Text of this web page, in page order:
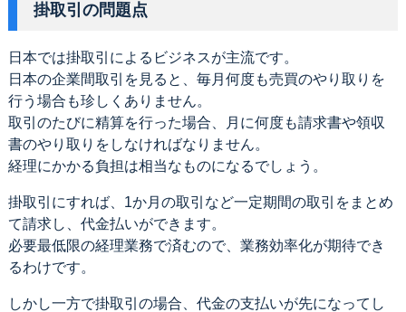
掛取引の問題点
日本では掛取引によるビジネスが主流です。
日本の企業間取引を見ると、毎月何度も売買のやり取りを
行う場合も珍しくありません。
取引のたびに精算を行った場合、月に何度も請求書や領収
書のやり取りをしなければなりません。
経理にかかる負担は相当なものになるでしょう。
掛取引にすれば、1か月の取引など一定期間の取引をまとめ
て請求し、代金払いができます。
必要最低限の経理業務で済むので、業務効率化が期待でき
るわけです。
しかし一方で掛取引の場合、代金の支払いが先になってし